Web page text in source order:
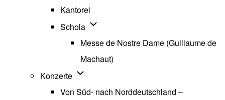
Kantorei
Schola Unternavigation von Schola
Messe de Nostre Dame (Gulliaume de
Machaut)
Konzerte Unternavigation von Konzerte
Von Süd- nach Norddeutschland –